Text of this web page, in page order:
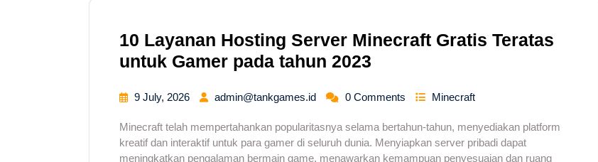
10 Layanan Hosting Server Minecraft Gratis Teratas
untuk Gamer pada tahun 2023
9 July, 2026 admin@tankgames.id 0 Comments Minecraft
Minecraft telah mempertahankan popularitasnya selama bertahun-tahun, menyediakan platform
kreatif dan interaktif untuk para gamer di seluruh dunia. Menyiapkan server pribadi dapat
meningkatkan pengalaman bermain game, menawarkan kemampuan penyesuaian dan ruang